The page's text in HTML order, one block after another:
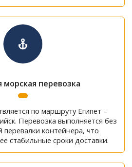
морская перевозка
по маршруту Египет –
Перевозка выполняется без
контейнера, что
стабильные сроки доставки.